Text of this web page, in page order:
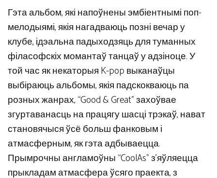
Гэта альбом, які напоўнены эмбіентнымі поп-
мелодыямі, якія нагадваюць позні вечар у
клубе, ідэальна падыходзяць для туманных
філасофскіх момантаў танцаў у адзіноце. У
той час як некаторыя K-pop выканаўцы
выбіраюць альбомы, якія падскокваюць па
розных жанрах, “Good & Great” захоўвае
згуртаванасць на працягу шасці трэкаў, нават
становячыся ўсё больш фанковым і
атмасферным, як гэта адбываецца.
Прымрочны англамоўны “CoolAs” з’яўляецца
прыкладам атмасфера ўсяго праекта, з